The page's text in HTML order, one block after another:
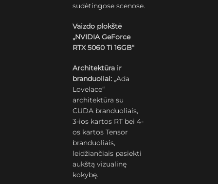
sudėtingose scenose.
Vaizdo plokštė
„NVIDIA GeForce
RTX 5060 Ti 16GB“
Architektūra ir
branduoliai: „Ada
Lovelace“
architektūra su
CUDA branduoliais,
3-ios kartos RT bei 4-
os kartos Tensor
branduoliais,
leidžiančiais pasiekti
aukštą vizualinę
kokybę.